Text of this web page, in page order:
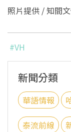
照片提供 / 知間
#VH
新聞分類
華語情報
泰流前線